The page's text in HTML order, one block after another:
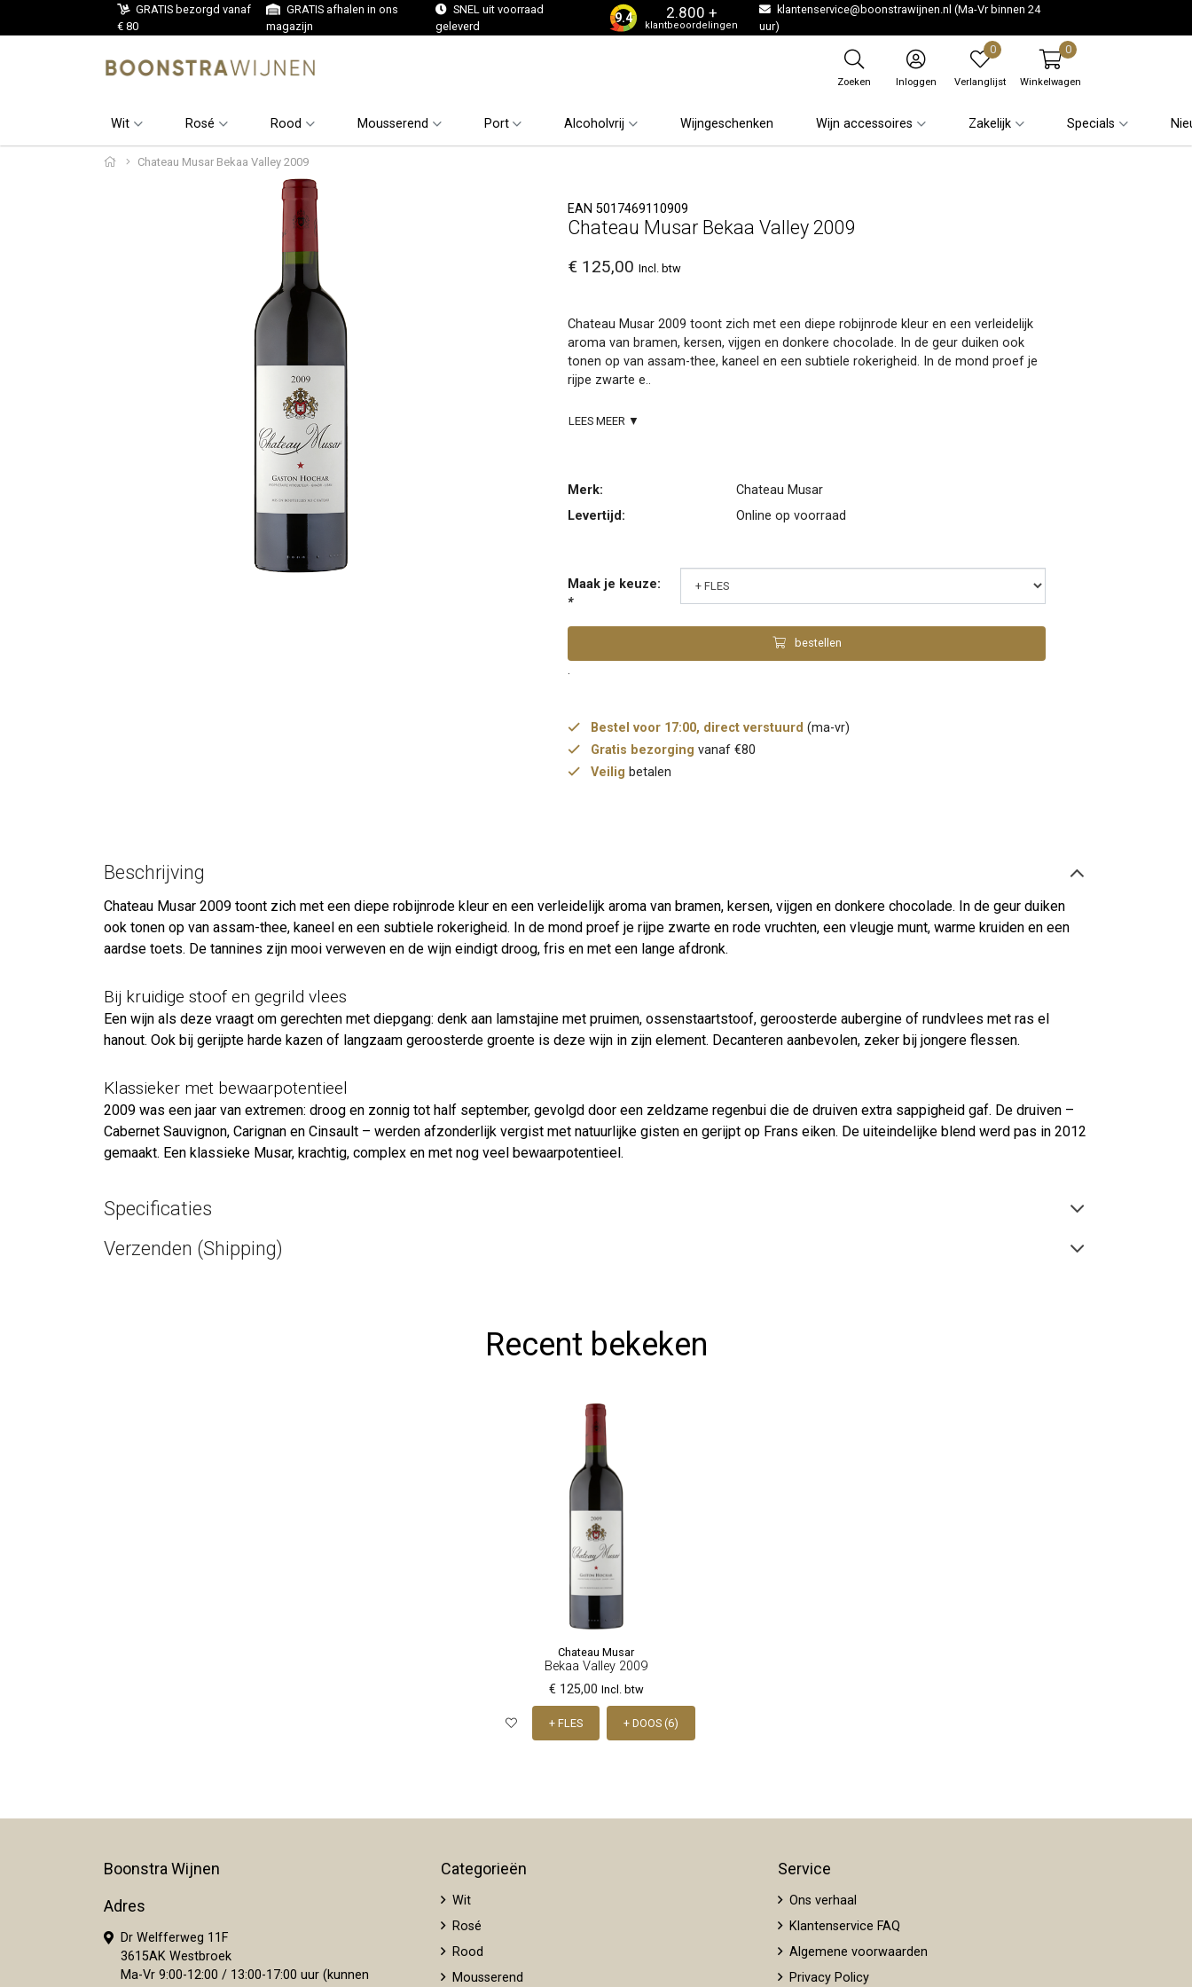
GRATIS bezorgd vanaf
€ 80
GRATIS afhalen in ons
magazijn
SNEL uit voorraad
geleverd
9.4 2.800 +
klantbeoordelingen
klantenservice@boonstrawijnen.nl (Ma-Vr binnen 24
uur)
Zoeken Inloggen
0
Verlanglijst
0
Winkelwagen
Wit Rosé Rood Mousserend Port Alcoholvrij Wijngeschenken Wijn accessoires Zakelijk Specials
Chateau Musar Bekaa Valley 2009
EAN 5017469110909
Chateau Musar Bekaa Valley 2009
€ 125,00 Incl. btw
Chateau Musar 2009 toont zich met een diepe robijnrode kleur en een verleidelijk
aroma van bramen, kersen, vijgen en donkere chocolade. In de geur duiken ook
tonen op van assam-thee, kaneel en een subtiele rokerigheid. In de mond proef je
rijpe zwarte e..
LEES MEER ▼
Merk:
Chateau Musar
Levertijd:
Online op voorraad
Maak je keuze:
*
bestellen
.
Bestel voor 17:00, direct verstuurd (ma-vr)
Gratis bezorging vanaf €80
Veilig betalen
Beschrijving
Chateau Musar 2009 toont zich met een diepe robijnrode kleur en een verleidelijk aroma van bramen, kersen, vijgen en donkere chocolade. In de geur duiken
ook tonen op van assam-thee, kaneel en een subtiele rokerigheid. In de mond proef je rijpe zwarte en rode vruchten, een vleugje munt, warme kruiden en een
aardse toets. De tannines zijn mooi verweven en de wijn eindigt droog, fris en met een lange afdronk.
Bij kruidige stoof en gegrild vlees
Een wijn als deze vraagt om gerechten met diepgang: denk aan lamstajine met pruimen, ossenstaartstoof, geroosterde aubergine of rundvlees met ras el
hanout. Ook bij gerijpte harde kazen of langzaam geroosterde groente is deze wijn in zijn element. Decanteren aanbevolen, zeker bij jongere flessen.
Klassieker met bewaarpotentieel
2009 was een jaar van extremen: droog en zonnig tot half september, gevolgd door een zeldzame regenbui die de druiven extra sappigheid gaf. De druiven –
Cabernet Sauvignon, Carignan en Cinsault – werden afzonderlijk vergist met natuurlijke gisten en gerijpt op Frans eiken. De uiteindelijke blend werd pas in 2012
gemaakt. Een klassieke Musar, krachtig, complex en met nog veel bewaarpotentieel.
Specificaties
Verzenden (Shipping)
Recent bekeken
Chateau Musar
Bekaa Valley 2009
€ 125,00 Incl. btw
+ FLES + DOOS (6)
Boonstra Wijnen
Adres
Dr Welfferweg 11F
3615AK Westbroek
Ma-Vr 9:00-12:00 / 13:00-17:00 uur (kunnen
Categorieën
Wit
Rosé
Rood
Mousserend
Service
Ons verhaal
Klantenservice FAQ
Algemene voorwaarden
Privacy Policy